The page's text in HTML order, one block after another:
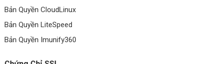
Bản Quyền CloudLinux
Bản Quyền LiteSpeed
Bản Quyền Imunify360